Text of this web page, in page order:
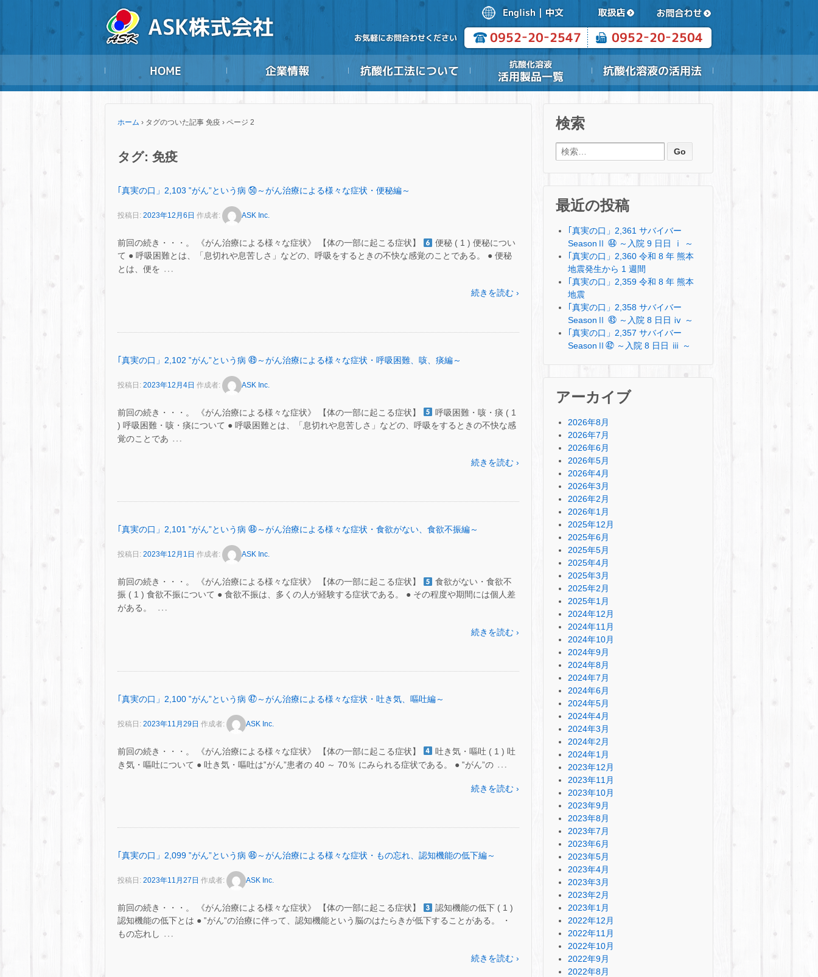
ホーム › タグのついた記事 免疫 › ページ 2
タグ: 免疫
｢真実の口」2,103 ‟がん”という病 ㊿～がん治療による様々な症状・便秘編～
投稿日: 2023年12月6日 作成者: ASK Inc.
前回の続き・・・。 《がん治療による様々な症状》 【体の一部に起こる症状】
便秘 ( 1 ) 便秘につい
て ● 呼吸困難とは、「息切れや息苦しさ」などの、呼吸をするときの不快な感覚のことである。 ● 便秘
とは、便を …
続きを読む ›
｢真実の口」2,102 ‟がん”という病 ㊾～がん治療による様々な症状・呼吸困難、咳、痰編～
投稿日: 2023年12月4日 作成者: ASK Inc.
前回の続き・・・。 《がん治療による様々な症状》 【体の一部に起こる症状】
呼吸困難・咳・痰 ( 1
) 呼吸困難・咳・痰について ● 呼吸困難とは、「息切れや息苦しさ」などの、呼吸をするときの不快な感
覚のことであ …
続きを読む ›
｢真実の口」2,101 ‟がん”という病 ㊽～がん治療による様々な症状・食欲がない、食欲不振編～
投稿日: 2023年12月1日 作成者: ASK Inc.
前回の続き・・・。 《がん治療による様々な症状》 【体の一部に起こる症状】
食欲がない・食欲不
振 ( 1 ) 食欲不振について ● 食欲不振は、多くの人が経験する症状である。 ● その程度や期間には個人差
がある。
…
続きを読む ›
｢真実の口」2,100 ‟がん”という病 ㊼～がん治療による様々な症状・吐き気、嘔吐編～
投稿日: 2023年11月29日 作成者: ASK Inc.
前回の続き・・・。 《がん治療による様々な症状》 【体の一部に起こる症状】
吐き気・嘔吐 ( 1 ) 吐
き気・嘔吐について ● 吐き気・嘔吐は‟がん”患者の 40 ～ 70％ にみられる症状である。 ● ‟がん”の …
続きを読む ›
｢真実の口」2,099 ‟がん”という病 ㊻～がん治療による様々な症状・もの忘れ、認知機能の低下編～
投稿日: 2023年11月27日 作成者: ASK Inc.
前回の続き・・・。 《がん治療による様々な症状》 【体の一部に起こる症状】
認知機能の低下 ( 1 )
認知機能の低下とは ● ‟がん”の治療に伴って、認知機能という脳のはたらきが低下することがある。 ・
もの忘れし …
続きを読む ›
検索
検索:
最近の投稿
｢真実の口」2,361 サバイバー
SeasonⅡ ㊹ ～入院 9 日日 ⅰ ～
｢真実の口」2,360 令和 8 年 熊本
地震発生から 1 週間
｢真実の口」2,359 令和 8 年 熊本
地震
｢真実の口」2,358 サバイバー
SeasonⅡ ㊸ ～入院 8 日日 ⅳ ～
｢真実の口」2,357 サバイバー
SeasonⅡ㊷ ～入院 8 日日 ⅲ ～
アーカイブ
2026年8月
2026年7月
2026年6月
2026年5月
2026年4月
2026年3月
2026年2月
2026年1月
2025年12月
2025年6月
2025年5月
2025年4月
2025年3月
2025年2月
2025年1月
2024年12月
2024年11月
2024年10月
2024年9月
2024年8月
2024年7月
2024年6月
2024年5月
2024年4月
2024年3月
2024年2月
2024年1月
2023年12月
2023年11月
2023年10月
2023年9月
2023年8月
2023年7月
2023年6月
2023年5月
2023年4月
2023年3月
2023年2月
2023年1月
2022年12月
2022年11月
2022年10月
2022年9月
2022年8月